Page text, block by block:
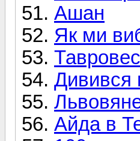
Ашан
Як ми
Дивився
Айда в